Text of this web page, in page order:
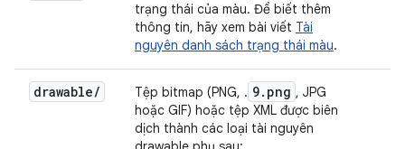
trạng thái của màu. Để biết thêm
thông tin, hãy xem bài viết Tài
nguyên danh sách trạng thái màu.
drawable/ Tệp bitmap (PNG, . 9.png , JPG
hoặc GIF) hoặc tệp XML được biên
dịch thành các loại tài nguyên